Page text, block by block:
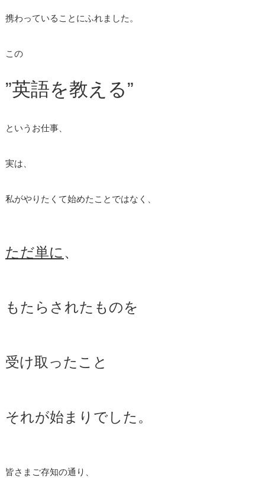
携わっていることにふれました。
この
”英語を教える”
というお仕事、
実は、
私がやりたくて始めたことではなく、
ただ単に 、
もたらされたものを
受け取ったこと
それが始まりでした。
皆さまご存知の通り、